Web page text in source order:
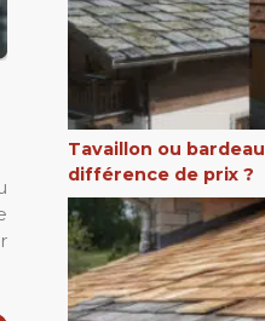
Tavaillon ou
différence de prix ?